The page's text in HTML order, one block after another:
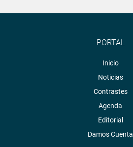
PORTAL
Inicio
Noticias
Contrastes
Agenda
Editorial
Damos Cuenta